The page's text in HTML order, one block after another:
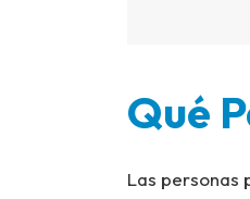
Qué
Las personas